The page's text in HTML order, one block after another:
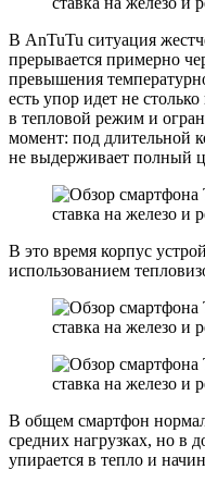
В AnTuTu ситуация
прерывается примерно
превышения
есть упор идет не
в тепловой режим и
момент: под длительной
не выдерживает полный
В это время корпус
использованием
В общем смартфон
средних нагрузках, но в
упирается в тепло и